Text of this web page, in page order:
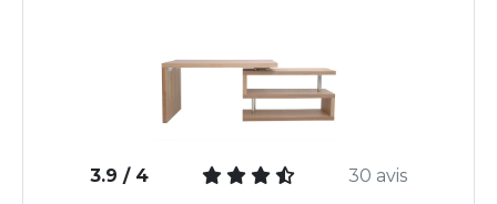
3.9 / 4 30 avis